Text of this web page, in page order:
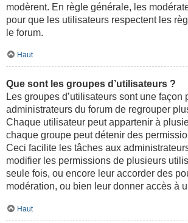
modèrent. En règle générale, les
pour que les utilisateurs respectent les
le forum.
Haut
Que sont les groupes d’utilisateurs ?
Les groupes d’utilisateurs sont une façon
administrateurs du forum de regrouper
Chaque utilisateur peut appartenir à
chaque groupe peut détenir des
Ceci facilite les tâches aux
modifier les permissions de plusieurs
seule fois, ou encore leur accorder des
modération, ou bien leur donner accès à
Haut